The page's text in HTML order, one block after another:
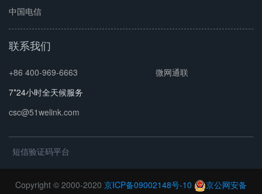
中国电信
联系我们
+86 400-969-6663
7*24小时全天候服务
csc@51welink.com
微网通联
短信验证码平台
Copyright © 2000-2020 京ICP备09002148号-10 京公网安备